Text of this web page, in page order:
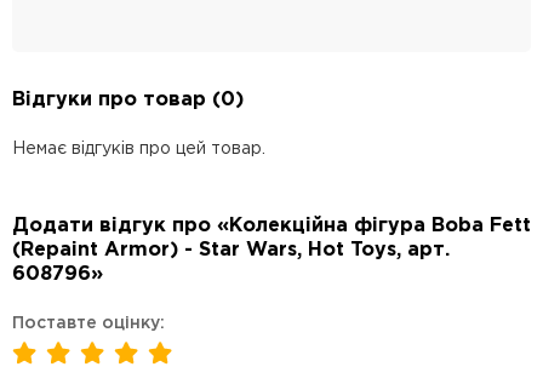
Відгуки про товар (0)
Немає відгуків про цей товар.
Додати відгук про «Колекційна фігура Boba Fett
(Repaint Armor) - Star Wars, Hot Toys, арт.
608796»
Поставте оцінку: